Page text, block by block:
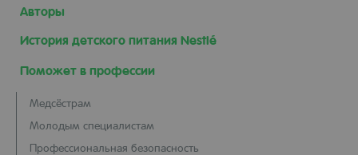
Авторы
История детского питания Nestlé
Поможет в профессии
Медсёстрам
Молодым специалистам
Профессиональная безопасность